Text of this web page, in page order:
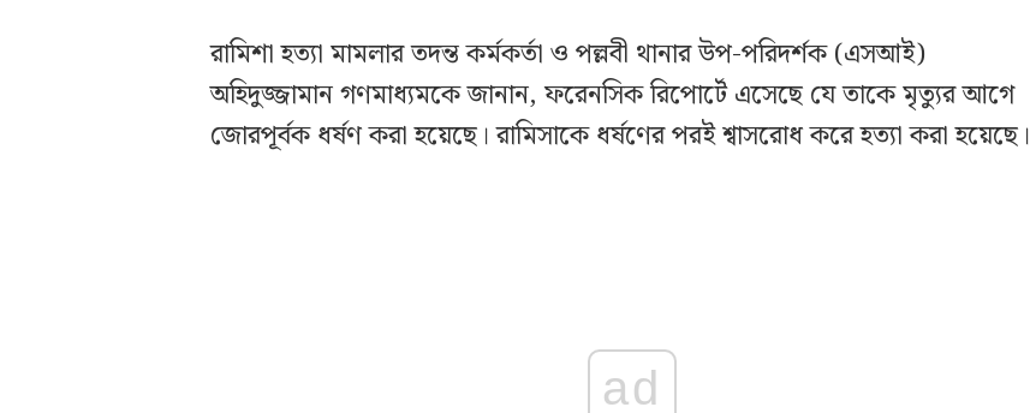
রামিশা হত্যা মামলার তদন্ত কর্মকর্তা ও পল্লবী থানার উপ-পরিদর্শক (এসআই)
অহিদুজ্জামান গণমাধ্যমকে জানান, ফরেনসিক রিপোর্টে এসেছে যে তাকে মৃত্যুর আগে
জোরপূর্বক ধর্ষণ করা হয়েছে। রামিসাকে ধর্ষণের পরই শ্বাসরোধ করে হত্যা করা হয়েছে।
ad